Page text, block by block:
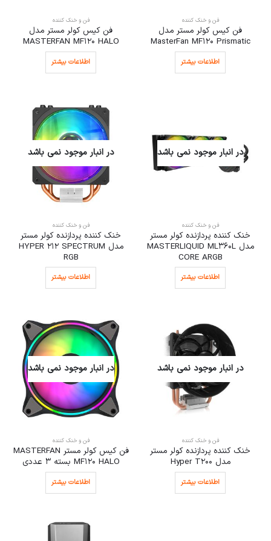
فن و خنک کننده
فن کیس کولر مستر مدل
MasterFan MF120 Prismatic
اطلاعات بیشتر
فن و خنک کننده
فن کیس کولر مستر مدل
MASTERFAN MF120 HALO
اطلاعات بیشتر
در انبار موجود نمی باشد
فن و خنک کننده
خنک کننده پردازنده کولر مستر
مدل MASTERLIQUID ML360L
CORE ARGB
اطلاعات بیشتر
در انبار موجود نمی باشد
فن و خنک کننده
خنک کننده پردازنده کولر مستر
مدل HYPER 212 SPECTRUM
RGB
اطلاعات بیشتر
در انبار موجود نمی باشد
فن و خنک کننده
خنک کننده پردازنده کولر مستر
مدل Hyper T200
اطلاعات بیشتر
در انبار موجود نمی باشد
فن و خنک کننده
فن کیس کولر مستر MASTERFAN
MF120 HALO بسته 3 عددی
اطلاعات بیشتر